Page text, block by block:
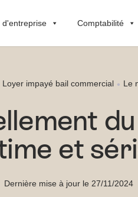
d'entreprise Comptabilité
Loyer impayé bail commercial Le
et
Dernière mise à jour le 27/11/2024